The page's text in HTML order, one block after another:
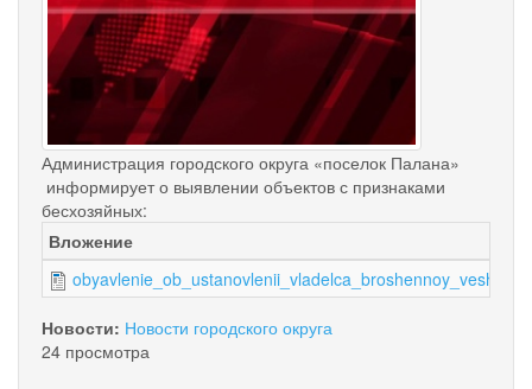
Администрация городского округа «поселок Палана»
информирует о выявлении объектов с признаками
бесхозяйных:
Вложение
Новости: Новости городского округа
24 просмотра